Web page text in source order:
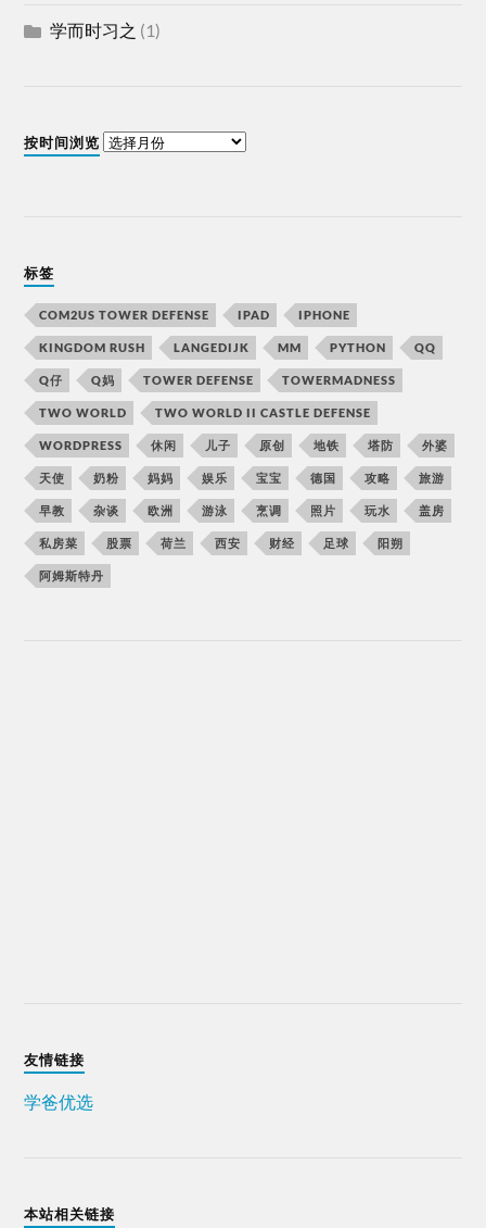
学而时习之 (1)
按时间浏览
标签
COM2US TOWER DEFENSE IPAD IPHONE
KINGDOM RUSH LANGEDIJK MM PYTHON QQ
Q仔 Q妈 TOWER DEFENSE TOWERMADNESS
TWO WORLD TWO WORLD II CASTLE DEFENSE
WORDPRESS 休闲 儿子 原创 地铁 塔防 外婆
天使 奶粉 妈妈 娱乐 宝宝 德国 攻略 旅游
早教 杂谈 欧洲 游泳 烹调 照片 玩水 盖房
私房菜 股票 荷兰 西安 财经 足球 阳朔
阿姆斯特丹
友情链接
学爸优选
本站相关链接